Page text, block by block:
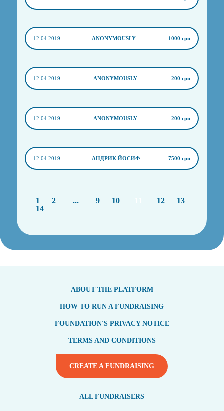
12.04.2019 ANONYMOUSLY 1000 грн
12.04.2019 ANONYMOUSLY 200 грн
12.04.2019 ANONYMOUSLY 200 грн
12.04.2019 АНДРИК ЙОСИФ 7500 грн
1 2 ... 9 10 12
13
14
ABOUT THE PLATFORM
HOW TO RUN A FUNDRAISING
FOUNDATION'S PRIVACY NOTICE
TERMS AND CONDITIONS
CREATE A FUNDRAISING
ALL FUNDRAISERS